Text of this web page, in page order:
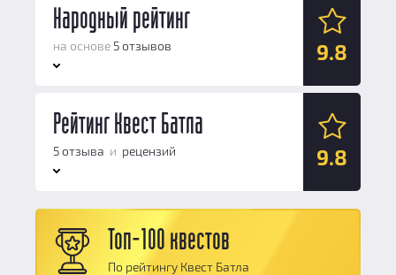
Народный рейтинг
на основе 5 отзывов 9.8
Антураж: 10
Логические задачи:
Сюжет:
Персонал и безопасность:
Общий балл:
Рейтинг Квест Батла
5 отзыва и рецензий 9.8
Логические задачи:Топ-100 квестов
По рейтингу Квест Батла